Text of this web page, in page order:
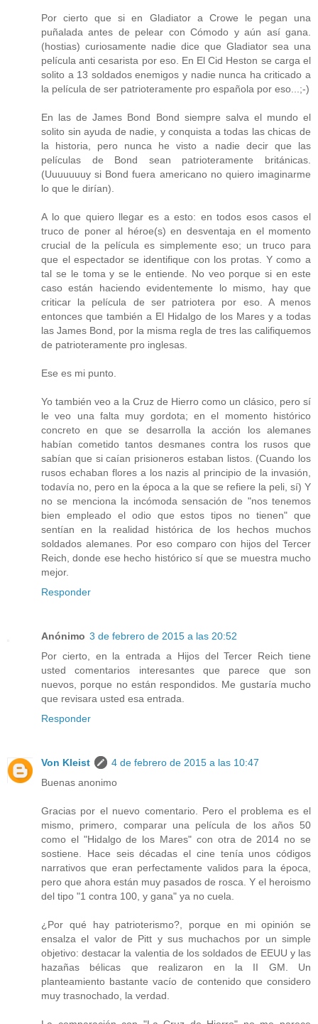
Por cierto que si en Gladiator a Crowe le pegan una
puñalada antes de pelear con Cómodo y aún así gana.
(hostias) curiosamente nadie dice que Gladiator sea una
película anti cesarista por eso. En El Cid Heston se carga el
solito a 13 soldados enemigos y nadie nunca ha criticado a
la película de ser patrioteramente pro española por eso...;-)
En las de James Bond Bond siempre salva el mundo el
solito sin ayuda de nadie, y conquista a todas las chicas de
la historia, pero nunca he visto a nadie decir que las
películas de Bond sean patrioteramente británicas.
(Uuuuuuuy si Bond fuera americano no quiero imaginarme
lo que le dirían).
A lo que quiero llegar es a esto: en todos esos casos el
truco de poner al héroe(s) en desventaja en el momento
crucial de la película es simplemente eso; un truco para
que el espectador se identifique con los protas. Y como a
tal se le toma y se le entiende. No veo porque si en este
caso están haciendo evidentemente lo mismo, hay que
criticar la película de ser patriotera por eso. A menos
entonces que también a El Hidalgo de los Mares y a todas
las James Bond, por la misma regla de tres las califiquemos
de patrioteramente pro inglesas.
Ese es mi punto.
Yo también veo a la Cruz de Hierro como un clásico, pero sí
le veo una falta muy gordota; en el momento histórico
concreto en que se desarrolla la acción los alemanes
habían cometido tantos desmanes contra los rusos que
sabían que si caían prisioneros estaban listos. (Cuando los
rusos echaban flores a los nazis al principio de la invasión,
todavía no, pero en la época a la que se refiere la peli, sí) Y
no se menciona la incómoda sensación de "nos tenemos
bien empleado el odio que estos tipos no tienen" que
sentían en la realidad histórica de los hechos muchos
soldados alemanes. Por eso comparo con hijos del Tercer
Reich, donde ese hecho histórico sí que se muestra mucho
mejor.
Responder
Anónimo 3 de febrero de 2015 a las 20:52
Por cierto, en la entrada a Hijos del Tercer Reich tiene
usted comentarios interesantes que parece que son
nuevos, porque no están respondidos. Me gustaría mucho
que revisara usted esa entrada.
Responder
Von Kleist
4 de febrero de 2015 a las 10:47
Buenas anonimo
Gracias por el nuevo comentario. Pero el problema es el
mismo, primero, comparar una película de los años 50
como el "Hidalgo de los Mares" con otra de 2014 no se
sostiene. Hace seis décadas el cine tenía unos códigos
narrativos que eran perfectamente validos para la época,
pero que ahora están muy pasados de rosca. Y el heroismo
del tipo "1 contra 100, y gana" ya no cuela.
¿Por qué hay patrioterismo?, porque en mi opinión se
ensalza el valor de Pitt y sus muchachos por un simple
objetivo: destacar la valentia de los soldados de EEUU y las
hazañas bélicas que realizaron en la II GM. Un
planteamiento bastante vacío de contenido que considero
muy trasnochado, la verdad.